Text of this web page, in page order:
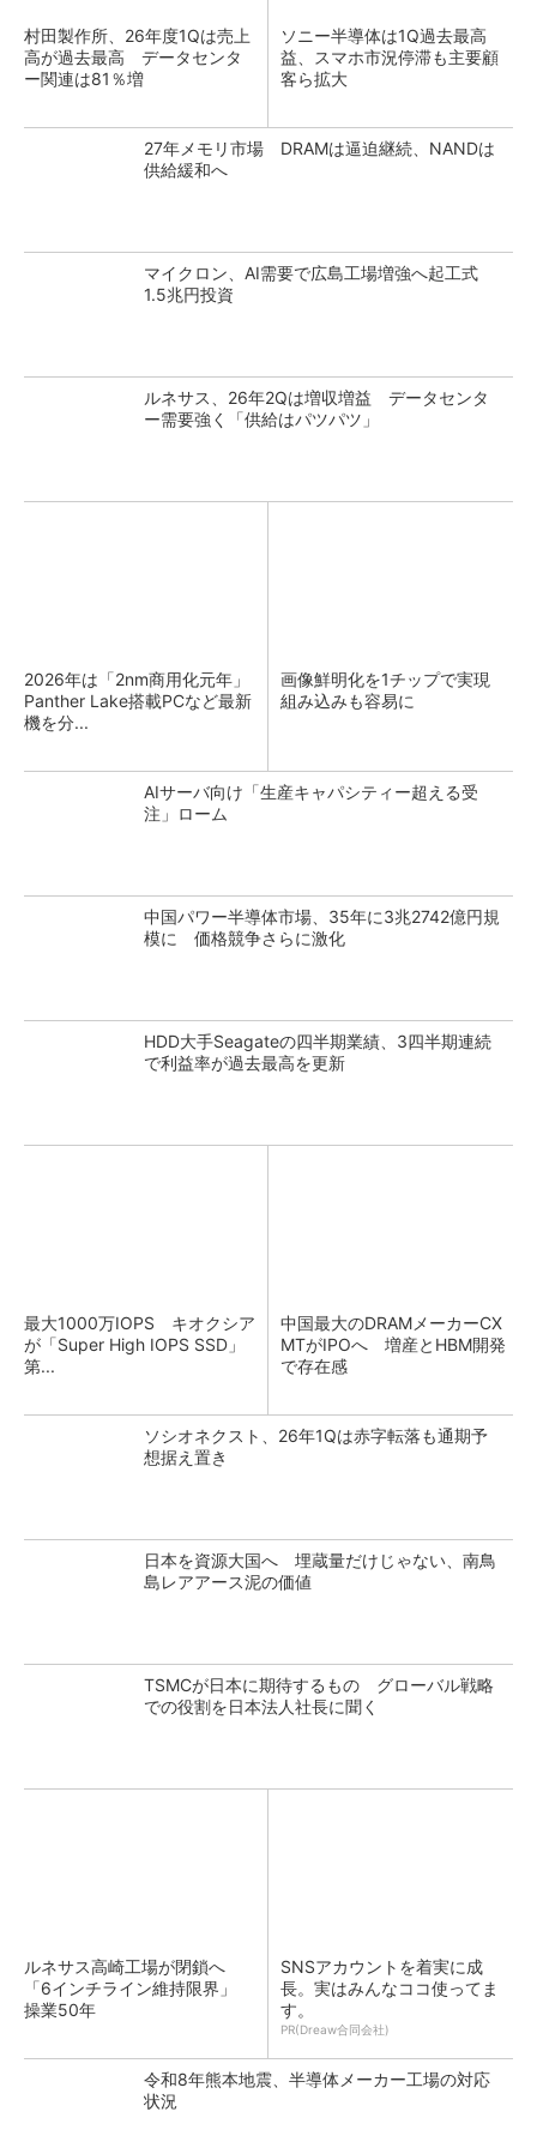
村田製作所、26年度1Qは売上
高が過去最高 データセンタ
ー関連は81％増
ソニー半導体は1Q過去最高
益、スマホ市況停滞も主要顧
客ら拡大
27年メモリ市場 DRAMは逼迫継続、NANDは
供給緩和へ
マイクロン、AI需要で広島工場増強へ起工式
1.5兆円投資
ルネサス、26年2Qは増収増益 データセンタ
ー需要強く「供給はパツパツ」
2026年は「2nm商用化元年」
Panther Lake搭載PCなど最新
機を分...
画像鮮明化を1チップで実現
組み込みも容易に
AIサーバ向け「生産キャパシティー超える受
注」ローム
中国パワー半導体市場、35年に3兆2742億円規
模に 価格競争さらに激化
HDD大手Seagateの四半期業績、3四半期連続
で利益率が過去最高を更新
最大1000万IOPS キオクシア
が「Super High IOPS SSD」
第...
中国最大のDRAMメーカーCX
MTがIPOへ 増産とHBM開発
で存在感
ソシオネクスト、26年1Qは赤字転落も通期予
想据え置き
日本を資源大国へ 埋蔵量だけじゃない、南鳥
島レアアース泥の価値
TSMCが日本に期待するもの グローバル戦略
での役割を日本法人社長に聞く
ルネサス高崎工場が閉鎖へ
「6インチライン維持限界」
操業50年
SNSアカウントを着実に成
長。実はみんなココ使ってま
す。
PR(Dreaw合同会社)
令和8年熊本地震、半導体メーカー工場の対応
状況